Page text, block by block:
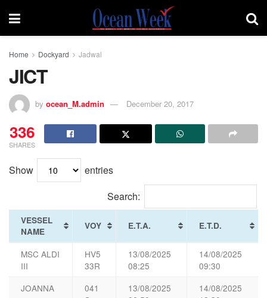
Home Dockyard Jadwal
JICT
by ocean_M.admin December 20, 2017
336
SHARES
Show
entries
Search:
VESSEL
NAME
VOY E.T.A. E.T.D.
MSC ALDI
III
HV5
33R
13/08/2025
08:25
14/08/2025
09:30
JOANNA
041
13/08/2025
14/08/2025